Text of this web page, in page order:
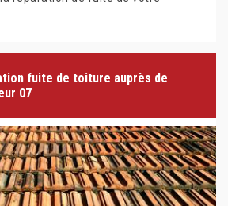
fuite de toiture auprès de
07